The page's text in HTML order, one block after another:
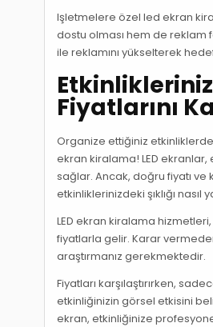
Işletmelere özel led ekran
dostu olması hem de
ile reklamını yükselterek
Fiyatlarını
Organize ettiğiniz
ekran kiralama! LED ekranlar,
sağlar. Ancak, doğru fiyatı ve
etkinliklerinizdeki şıklığı
LED ekran kiralama
fiyatlarla gelir. Karar
araştırmanız gerekmektedir.
Fiyatları karşılaştırırken,
etkinliğinizin görsel etkisini
ekran, etkinliğinize